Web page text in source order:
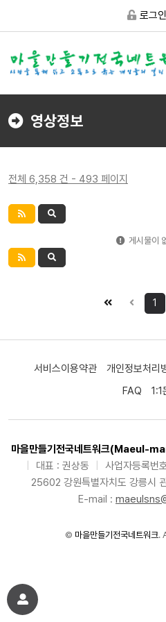
로그인
영상정보
전체 6,358 건 - 493 페이지
게시물이
1
서비스이용약관 개인정보처리
FAQ
1:1
마을만들기전국네트워크
대표 : 권상동 사업자등록
25602 강원특별자치도 강릉시
E-mail :
© 마을만들기전국네트워크.